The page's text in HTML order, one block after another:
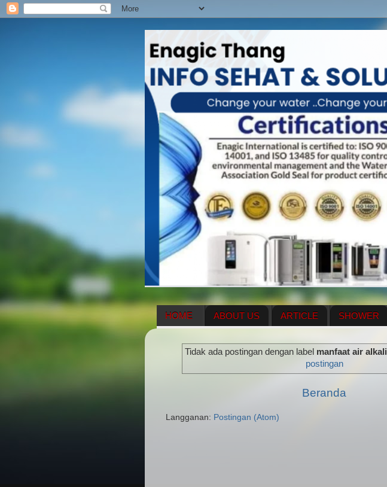
HOME ABOUT US ARTICLE SHOWER
ENAGIC COMPENSATION PLAN MENUS
Tidak ada postingan dengan label manfaat air alkali
postingan
Beranda
Langganan: Postingan (Atom)